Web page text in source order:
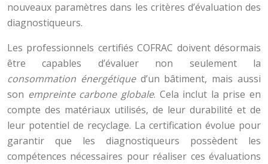
nouveaux paramètres dans les critères d’évaluation des
diagnostiqueurs.
Les professionnels certifiés COFRAC doivent désormais
être capables d’évaluer non seulement la
consommation énergétiqued’un bâtiment, mais aussi
son empreinte carbone globale. Cela inclut la prise en
compte des matériaux utilisés, de leur durabilité et de
leur potentiel de recyclage. La certification évolue pour
garantir que les diagnostiqueurs possèdent les
compétences nécessaires pour réaliser ces évaluations